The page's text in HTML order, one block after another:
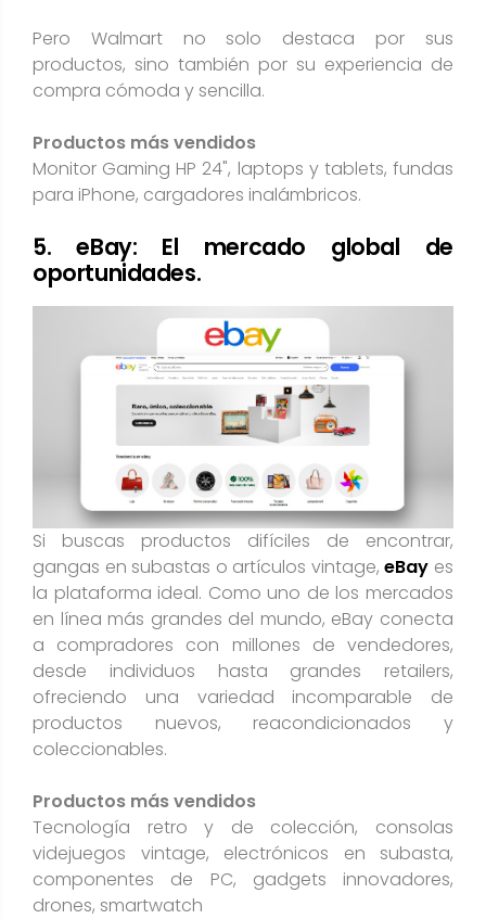
Pero Walmart no solo destaca por sus
productos, sino también por su experiencia de
compra cómoda y sencilla.
Productos más vendidos
Monitor Gaming HP 24", laptops y tablets, fundas
para iPhone, cargadores inalámbricos.
5. eBay: El mercado global de
oportunidades.
Si buscas productos difíciles de encontrar,
gangas en subastas o artículos vintage,eBay es
la plataforma ideal. Como uno de los mercados
en línea más grandes del mundo, eBay conecta
a compradores con millones de vendedores,
desde individuos hasta grandes retailers,
ofreciendo una variedad incomparable de
productos nuevos, reacondicionados y
coleccionables.
Productos más vendidos
Tecnología retro y de colección, consolas
videjuegos vintage, electrónicos en subasta,
componentes de PC, gadgets innovadores,
drones, smartwatch